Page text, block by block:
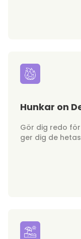
Hunkar on
Gör dig redo
ger dig de